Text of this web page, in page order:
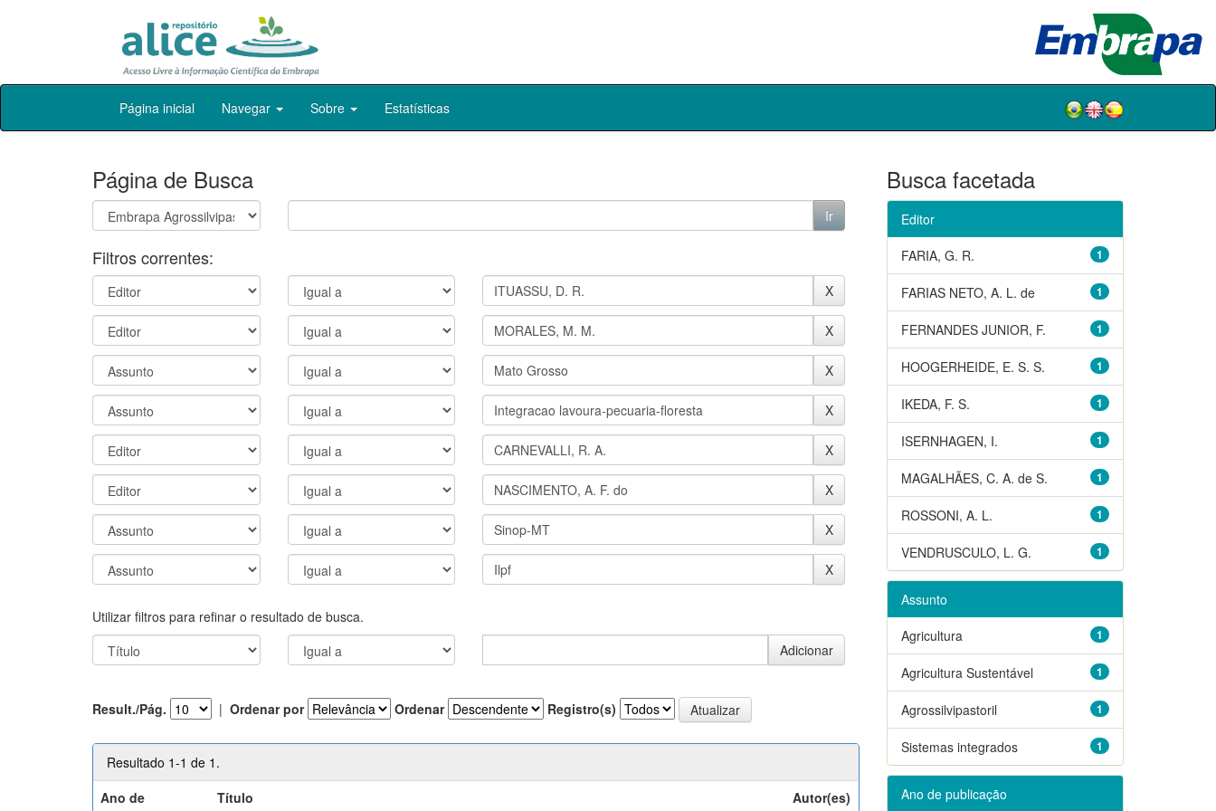
Skip
Página inicial Navegar Sobre Estatísticas
Página de Busca
Filtros correntes:
Utilizar filtros para refinar o resultado de busca.
Result./Pág. | Ordenar por Ordenar Registro(s)
Resultado 1-1 de 1.
Ano de
Título Autor(es)
Busca facetada
Editor
1
FARIA, G. R.
1
FARIAS NETO, A. L. de
1
FERNANDES JUNIOR, F.
1
HOOGERHEIDE, E. S. S.
1
IKEDA, F. S.
1
ISERNHAGEN, I.
1
MAGALHÃES, C. A. de S.
1
ROSSONI, A. L.
1
VENDRUSCULO, L. G.
Assunto
1
Agricultura
1
Agricultura Sustentável
1
Agrossilvipastoril
1
Sistemas integrados
Ano de publicação